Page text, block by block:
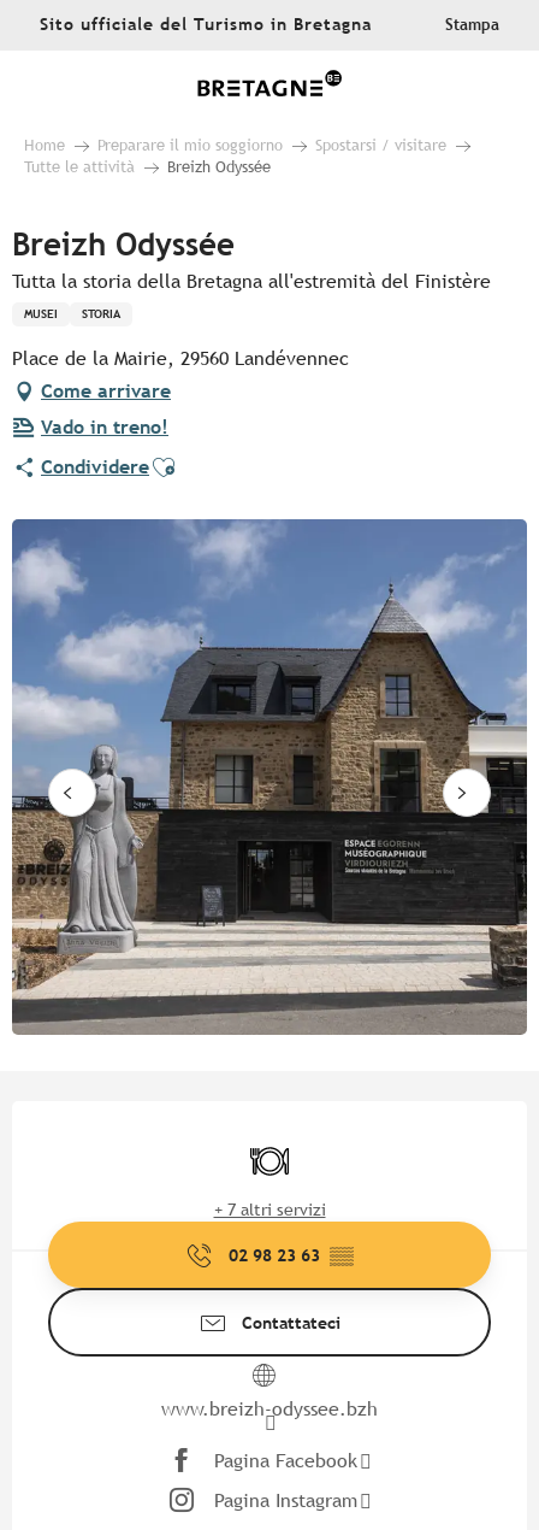
AllerSito ufficiale del Turismo in Bretagna Stampa
Home Preparare il mio soggiorno
Spostarsi / visitare
Tutte le attività
Breizh Odyssée
Breizh Odyssée
Tutta la storia della Bretagna all'estremità del Finistère
MUSEI STORIA
Place de la Mairie, 29560 Landévennec
Come arrivare
Vado in treno!
CondividereAjouter aux favoris
Ristorante
+ 7 altri servizi
02 98 23 63 ▒▒
Contattateci
www.breizh-odyssee.bzh
Pagina Facebook
Pagina Instagram